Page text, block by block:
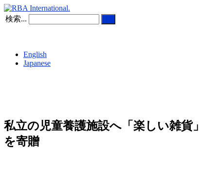
検索...
English
Japanese
私立の児童養護施設へ「楽しい雑貨」
を寄贈